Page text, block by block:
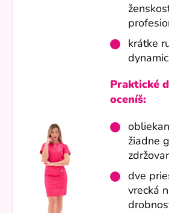
krátke
Praktické
oceníš:
žiadne
dve
vrecká